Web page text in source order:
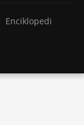
Enciklopedi